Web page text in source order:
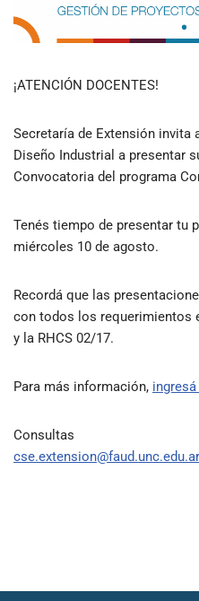
¡ATENCIÓN DOCENTES!
Secretaría de Extensión invita
Diseño Industrial a presentar
Convocatoria del programa
Tenés tiempo de presentar tu
miércoles 10 de agosto.
Recordá que las
con todos los requerimientos
y la RHCS 02/17.
Para más información, ingresá
Consultas
cse.extension@faud.unc.edu.ar